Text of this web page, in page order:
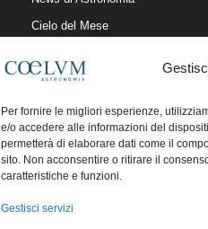
Per fornire le migliori esperienze,
e/o accedere alle informazioni del
permetterà di elaborare dati come il
sito. Non acconsentire o ritirare il
caratteristiche e funzioni.
Gestisci servizi
Cielo del Mese
Articoli e Risorse On-Line
Il Blog della Redazione